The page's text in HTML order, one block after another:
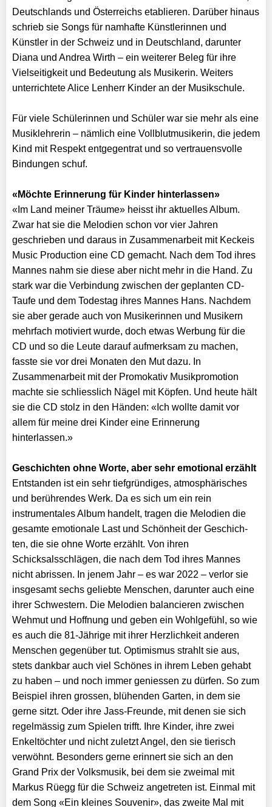
Deutschlands und Österreichs etablieren. Darüber hinaus
schrieb sie Songs für namhafte Künstlerinnen und
Künstler in der Schweiz und in Deutschland, darunter
Diana und Andrea Wirth – ein weiterer Beleg für ihre
Vielseitigkeit und Bedeutung als Musikerin. Weiters
unterrichtete Alice Lenherr Kinder an der Musikschule.
Für viele Schülerinnen und Schüler war sie mehr als eine
Musiklehrerin – nämlich eine Vollblutmusikerin, die jedem
Kind mit Respekt entgegentrat und so vertrauensvolle
Bindungen schuf.
«Möchte Erinnerung für Kinder hinterlassen»
«Im Land meiner Träume» heisst ihr aktuelles Album.
Zwar hat sie die Melodien schon vor vier Jahren
geschrieben und daraus in Zusammenarbeit mit Keckeis
Music Production eine CD gemacht. Nach dem Tod ihres
Mannes nahm sie diese aber nicht mehr in die Hand. Zu
stark war die Verbindung zwischen der geplanten CD-
Taufe und dem Todestag ihres Mannes Hans. Nachdem
sie aber gerade auch von Musikerinnen und Musikern
mehrfach motiviert wur­de, doch etwas Werbung für die
CD und so die Leute darauf aufmerksam zu machen,
fasste sie vor drei Monaten den Mut dazu. In
Zusammenarbeit mit der Promokativ Musikpromo­tion
machte sie schliesslich Nägel mit Köpfen. Und heute hält
sie die CD stolz in den Händen: «Ich wollte damit vor
allem für meine drei Kinder eine Erinnerung
hinterlassen.»
Geschichten ohne Worte, aber sehr emotional erzählt
Entstanden ist ein sehr tiefgrün­diges, atmosphärisches
und berührendes Werk. Da es sich um ein rein
instrumentales Album handelt, tragen die Melodien die
gesamte emotionale Last und Schönheit der Geschich­
ten, die sie ohne Worte erzählt. Von ihren
Schicksalsschlägen, die nach dem Tod ihres Mannes
nicht abrissen. In jenem Jahr – es war 2022 – verlor sie
insgesamt sechs geliebte Menschen, darunter auch eine
ihrer Schwestern. Die Melodien balan­cie­ren zwischen
Wehmut und Hoffnung und geben ein Wohlgefühl, so wie
es auch die 81-Jährige mit ihrer Herzlichkeit anderen
Menschen gegenüber tut. Optimismus strahlt sie aus,
stets dankbar auch viel Schönes in ihrem Leben gehabt
zu haben – und noch immer geniessen zu dürfen. So zum
Beispiel ihren grossen, blühenden Garten, in dem sie
gerne sitzt. Oder ihre Jass-Freunde, mit denen sie sich
regelmässig zum Spielen trifft. Ihre Kinder, ihre zwei
Enkeltöchter und nicht zuletzt Angel, den sie tierisch
verwöhnt. Besonders gerne erinnert sie sich an den
Grand Prix der Volksmusik, bei dem sie zweimal mit
Markus Rüegg für die Schweiz angetreten ist. Einmal mit
dem Song «Ein kleines Souvenir», das zweite Mal mit